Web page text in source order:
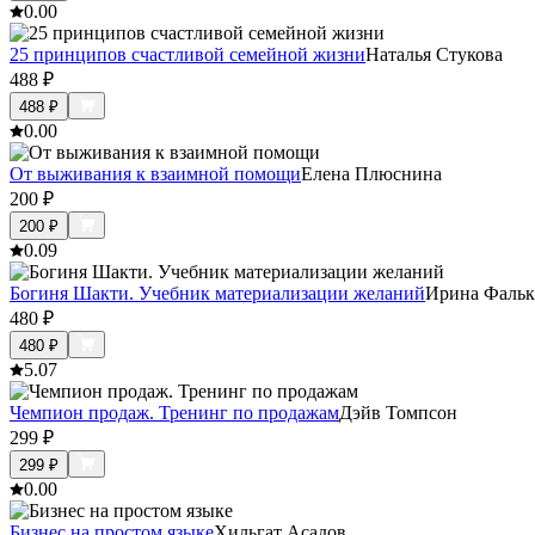
0.00
25 принципов счастливой семейной жизниНаталья Стукова
488 ₽
488 ₽
0.00
От выживания к взаимной помощиЕлена Плюснина
200 ₽
200 ₽
0.09
Богиня Шакти. Учебник материализации желанийИрина
480 ₽
480 ₽
5.07
Чемпион продаж. Тренинг по продажамДэйв Томпсон
299 ₽
299 ₽
0.00